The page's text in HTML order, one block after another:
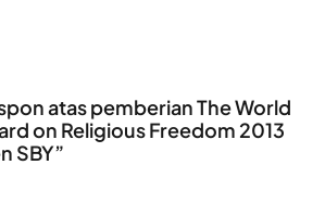
atas pemberian The World
on Religious Freedom 2013
SBY”